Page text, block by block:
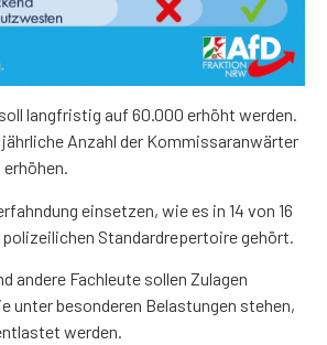
langfristig auf 60.000 erhöht werden.
Anzahl der Kommissaranwärter
einsetzen, wie es in 14 von 16
polizeilichen Standardrepertoire gehört.
andere Fachleute sollen Zulagen
unter besonderen Belastungen stehen,
werden.